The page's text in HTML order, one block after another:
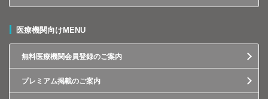
医療機関向けMENU
無料医療機関会員登録のご案内
プレミアム掲載のご案内